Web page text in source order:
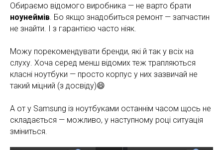
Обираємо відомого виробника — не варто брати
ноунеймів. Бо якщо знадобиться ремонт — запчастин
не знайти. І з гарантією часто ніяк.
Можу порекомендувати бренди, які й так у всіх на
слуху. Хоча серед менш відомих теж трапляються
класні ноутбуки — просто корпус у них зазвичай не
такий міцний (з досвіду)😄
А от у Samsung із ноутбуками останнім часом щось не
складається — можливо, у наступному році ситуація
зміниться.